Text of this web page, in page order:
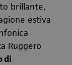
brillante,
estiva
Ruggero
di